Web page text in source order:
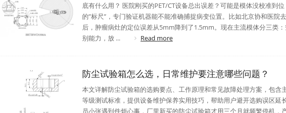
底有什么用？ 医院刚买的PET/CT设备总出误差？可能是模体没校准到
的”标尺”，专门验证机器能不能准确捕捉病变位置。比如北京协和医院
后，肿瘤病灶的定位误差从5mm降到了1.5mm。现在主流模体分三类
别能力，放 ...
Read more
防尘试验箱怎么选，日常维护要注意哪些问题？
本文详解防尘试验箱的选购要点、工作原理和常见故障处理方案，包含
等级测试标准，提供设备维护保养实用技巧，帮助用户避开选购误区延
员小张遇到件烦心事，厂里新买的防尘试验箱才用三个月就频繁停机，